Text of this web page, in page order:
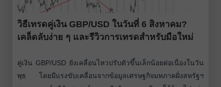
วิธีเทรดคู่เงิน GBP/USD ในวันที่ 6 สิงหาคม?
เคล็ดลับง่าย ๆ และรีวิวการเทรดสำหรับมือใหม่
คู่เงิน GBP/USD ยังเคลื่อนไหวปรับตัวขึ้นเล็กน้อยต่อเนื่องในวัน
พุธ โดยมีแรงขับเคลื่อนจากข้อมูลเศรษฐกิจมหภาคฝั่งสหรัฐฯ